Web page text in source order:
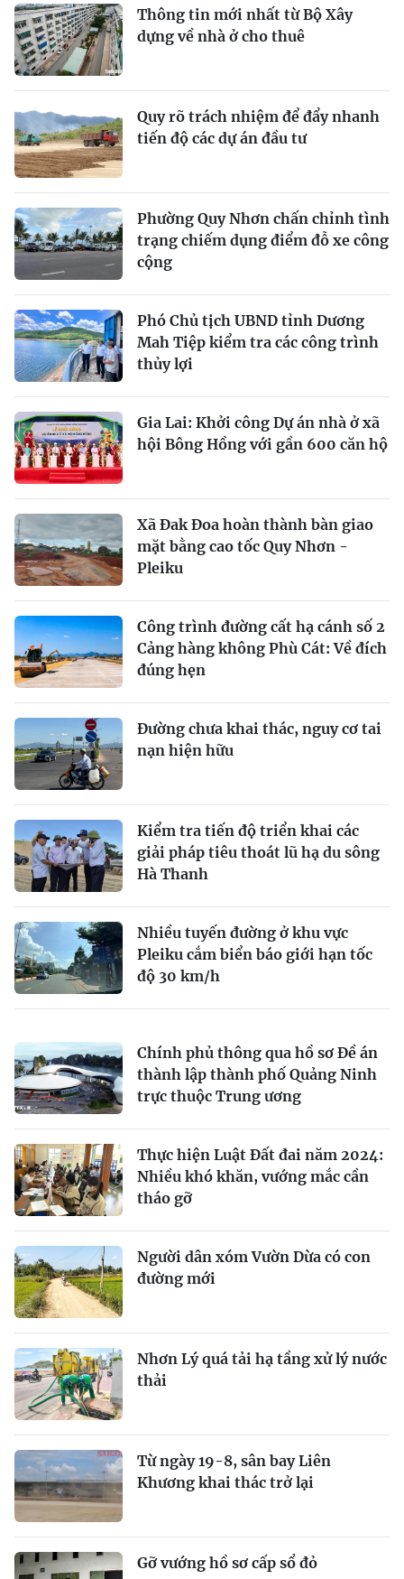
Thông tin mới nhất từ Bộ Xây
dựng về nhà ở cho thuê
Quy rõ trách nhiệm để đẩy nhanh
tiến độ các dự án đầu tư
Phường Quy Nhơn chấn chỉnh tình
trạng chiếm dụng điểm đỗ xe công
cộng
Phó Chủ tịch UBND tỉnh Dương
Mah Tiệp kiểm tra các công trình
thủy lợi
Gia Lai: Khởi công Dự án nhà ở xã
hội Bông Hồng với gần 600 căn hộ
Xã Đak Đoa hoàn thành bàn giao
mặt bằng cao tốc Quy Nhơn -
Pleiku
Công trình đường cất hạ cánh số 2
Cảng hàng không Phù Cát: Về đích
đúng hẹn
Đường chưa khai thác, nguy cơ tai
nạn hiện hữu
Kiểm tra tiến độ triển khai các
giải pháp tiêu thoát lũ hạ du sông
Hà Thanh
Nhiều tuyến đường ở khu vực
Pleiku cắm biển báo giới hạn tốc
độ 30 km/h
Chính phủ thông qua hồ sơ Đề án
thành lập thành phố Quảng Ninh
trực thuộc Trung ương
Thực hiện Luật Đất đai năm 2024:
Nhiều khó khăn, vướng mắc cần
tháo gỡ
Người dân xóm Vườn Dừa có con
đường mới
Nhơn Lý quá tải hạ tầng xử lý nước
thải
Từ ngày 19-8, sân bay Liên
Khương khai thác trở lại
Gỡ vướng hồ sơ cấp sổ đỏ